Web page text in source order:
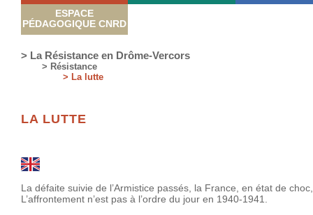
ESPACE
PÉDAGOGIQUE CNRD
> La Résistance en Drôme-Vercors
> Résistance
> La lutte
LA LUTTE
La défaite suivie de l’Armistice passés, la France, en état de
L’affrontement n’est pas à l’ordre du jour en 1940-1941.